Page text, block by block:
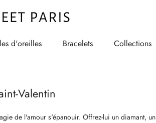
d'oreilles Bracelets Collections
Valentin
de l'amour s'épanouir. Offrez-lui un diamant, un